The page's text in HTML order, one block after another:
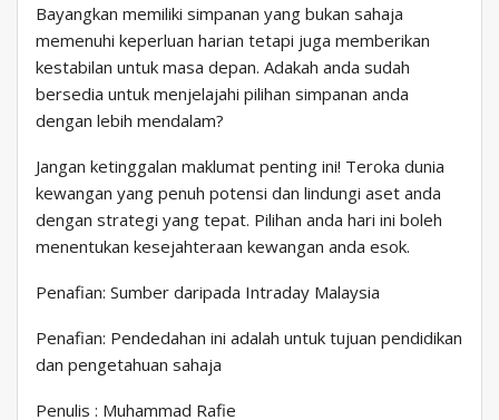
Bayangkan memiliki simpanan yang bukan sahaja
memenuhi keperluan harian tetapi juga memberikan
kestabilan untuk masa depan. Adakah anda sudah
bersedia untuk menjelajahi pilihan simpanan anda
dengan lebih mendalam?
Jangan ketinggalan maklumat penting ini! Teroka dunia
kewangan yang penuh potensi dan lindungi aset anda
dengan strategi yang tepat. Pilihan anda hari ini boleh
menentukan kesejahteraan kewangan anda esok.
Penafian: Sumber daripada Intraday Malaysia
Penafian: Pendedahan ini adalah untuk tujuan pendidikan
dan pengetahuan sahaja
Penulis : Muhammad Rafie